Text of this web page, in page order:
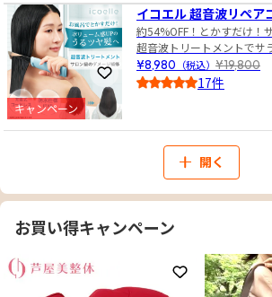
お気に入りに登録
キャンペーン
イコエル 超音波リペア
約54%OFF！とかすだけ！
超音波トリートメントでサ
¥8,980 （税込） ¥19,800
17件
開く
お買い得キャンペーン
お気に入りに登